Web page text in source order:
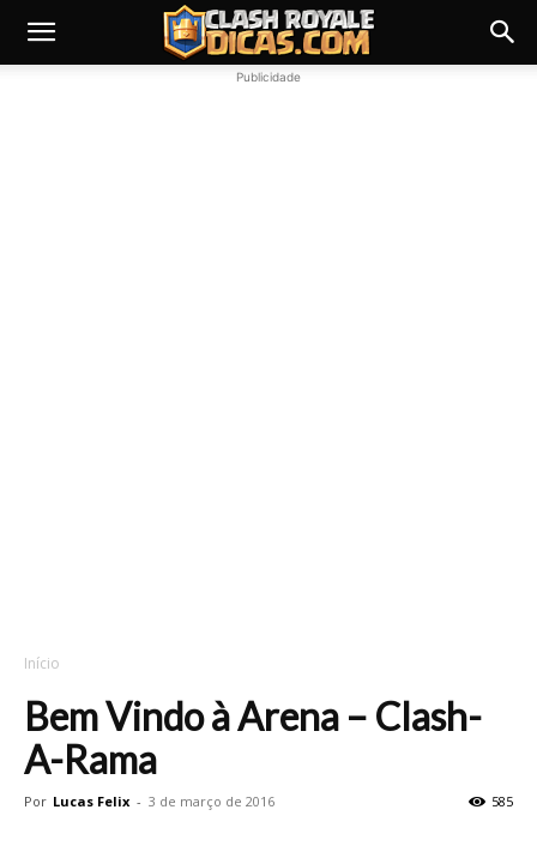
Publicidade
Início
Bem Vindo à Arena – Clash-
A-Rama
Por Lucas Felix - 3 de março de 2016 585